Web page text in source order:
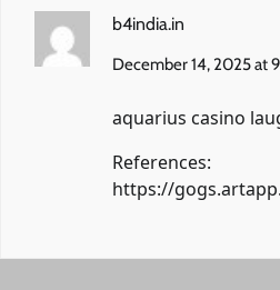
b4india.in
December 14, 2025 at
aquarius casino
References:
https://